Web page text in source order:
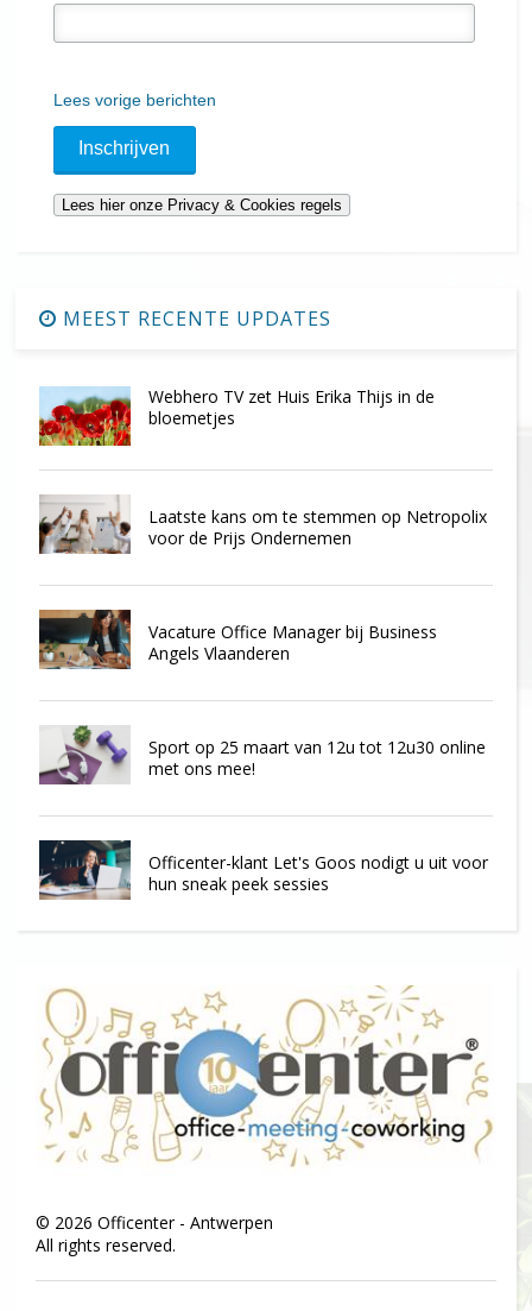
Lees vorige berichten
MEEST RECENTE UPDATES
Webhero TV zet Huis Erika Thijs in de
bloemetjes
Laatste kans om te stemmen op Netropolix
voor de Prijs Ondernemen
Vacature Office Manager bij Business
Angels Vlaanderen
Sport op 25 maart van 12u tot 12u30 online
met ons mee!
Officenter-klant Let's Goos nodigt u uit voor
hun sneak peek sessies
© 2026 Officenter - Antwerpen
All rights reserved.